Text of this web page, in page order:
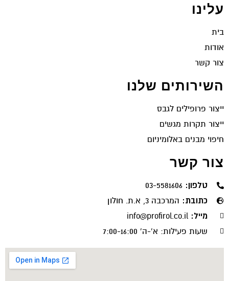
עלינו
בית
אודות
צור קשר
השירותים שלנו
ייצור פרופילים לגבס
ייצור תקרות מגשים
חיפוי מבנים באלומיניום
צור קשר
טלפון: 03-5581606
כתובת: המרכבה 3, א.ת. חולון
מייל: info@profirol.co.il
שעות פעילות: א'-ה' 7:00-16:00